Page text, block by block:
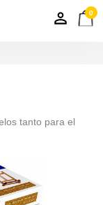
0
tanto para el